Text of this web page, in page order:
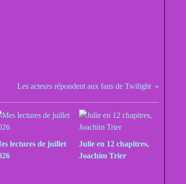
Les acteurs répondent aux fans de Twilight
lectures de juillet
Julie en 12 chapitres,
Joachim Trier